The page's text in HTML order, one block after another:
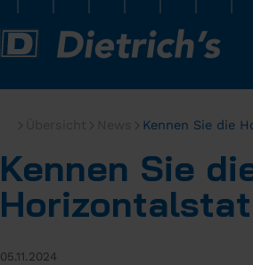
Kennen Sie die
Kennen Sie
05.11.2024